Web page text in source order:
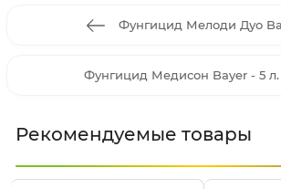
Фунгицид Мелоди Дуо
Фунгицид Медисон Bayer - 5 л.
Рекомендуемые товары